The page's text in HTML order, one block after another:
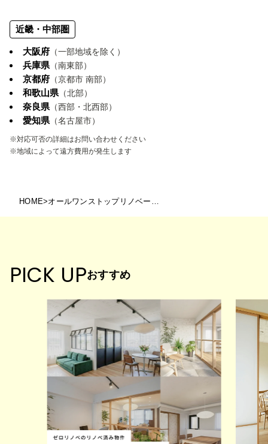
近畿・中部圏
大阪府 （一部地域を除く）
兵庫県 （南東部）
京都府 （京都市 南部）
和歌山県 （北部）
奈良県 （西部・北西部）
愛知県 （名古屋市）
※対応可否の詳細はお問い合わせください
※地域によって遠方費用が発生します
HOME>
PICK UPおすすめ